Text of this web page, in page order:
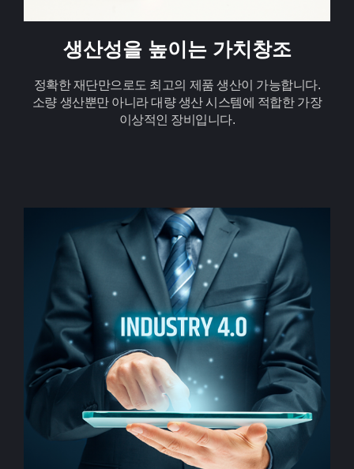
생산성을 높이는 가치창조
정확한 재단만으로도 최고의 제품 생산이 가능합니다.
소량 생산뿐만 아니라 대량 생산 시스템에 적합한 가장
이상적인 장비입니다.